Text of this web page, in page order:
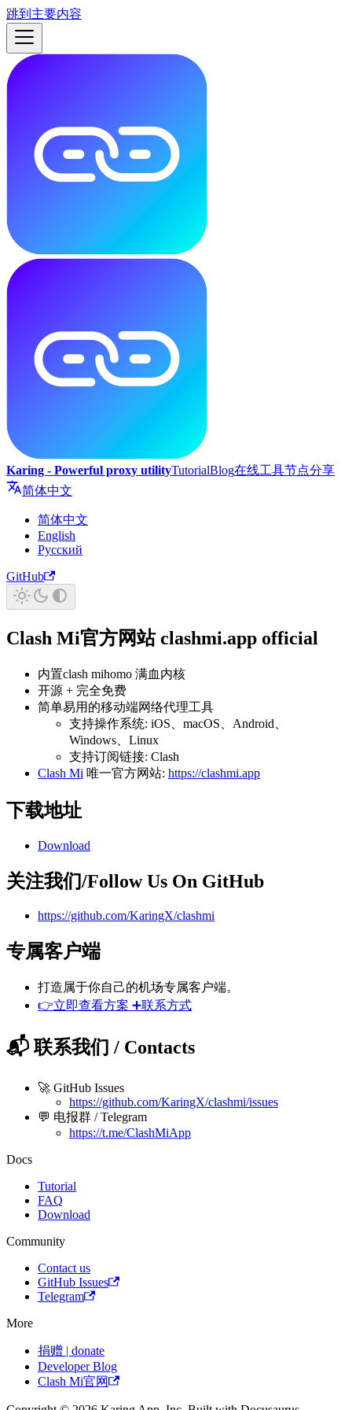
跳到主要内容
Karing - Powerful proxy utilityTutorialBlog在线工具节点分享
简体中文
简体中文
English
Русский
GitHub
Clash Mi官方网站 clashmi.app official
内置clash mihomo 满血内核
开源 + 完全免费
简单易用的移动端网络代理工具
支持操作系统: iOS、macOS、Android、
Windows、Linux
支持订阅链接: Clash
Clash Mi 唯一官方网站: https://clashmi.app
下载地址
Download
关注我们/Follow Us On GitHub
https://github.com/KaringX/clashmi
专属客户端
打造属于你自己的机场专属客户端。
👉立即查看方案 ➕联系方式
📬 联系我们 / Contacts
🚀 GitHub Issues
https://github.com/KaringX/clashmi/issues
💬 电报群 / Telegram
https://t.me/ClashMiApp
Docs
Tutorial
FAQ
Download
Community
Contact us
GitHub Issues
Telegram
More
捐赠 | donate
Developer Blog
Clash Mi官网